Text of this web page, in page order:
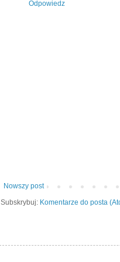
Odpowiedz
Nowszy post
Subskrybuj: Komentarze do posta